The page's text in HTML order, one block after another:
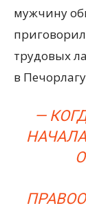
мужчину
трудовых
в
—